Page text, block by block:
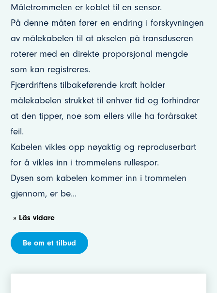
Måletrommelen er koblet til en sensor.
På denne måten fører en endring i forskyvningen
av målekabelen til at akselen på transduseren
roterer med en direkte proporsjonal mengde
som kan registreres.
Fjærdriftens tilbakeførende kraft holder
målekabelen strukket til enhver tid og forhindrer
at den tipper, noe som ellers ville ha forårsaket
feil.
Kabelen vikles opp nøyaktig og reproduserbart
for å vikles inn i trommelens rullespor.
Dysen som kabelen kommer inn i trommelen
gjennom, er be...
» Läs vidare
Be om et tilbud